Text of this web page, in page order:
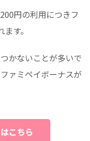
円の利用につきフ
す。
かないことが多いで
ァミペイボーナスが
こちら